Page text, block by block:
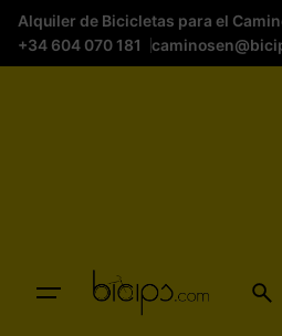
Alquiler de Bicicletas para el
+34 604 070 181